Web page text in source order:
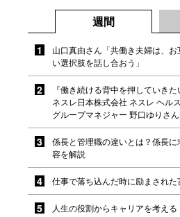
週間
山口真由さん「共働き夫婦は、
い選択肢を話し合おう」
『働き続ける背中を押していきた
ネスレ日本株式会社 ネスレ ヘル
グループマネジャー 野口ゆりさん
係長と管理職の違いとは？係長
容を解説
仕事で落ち込んだ時に励まされた
人生の役割からキャリアを考え